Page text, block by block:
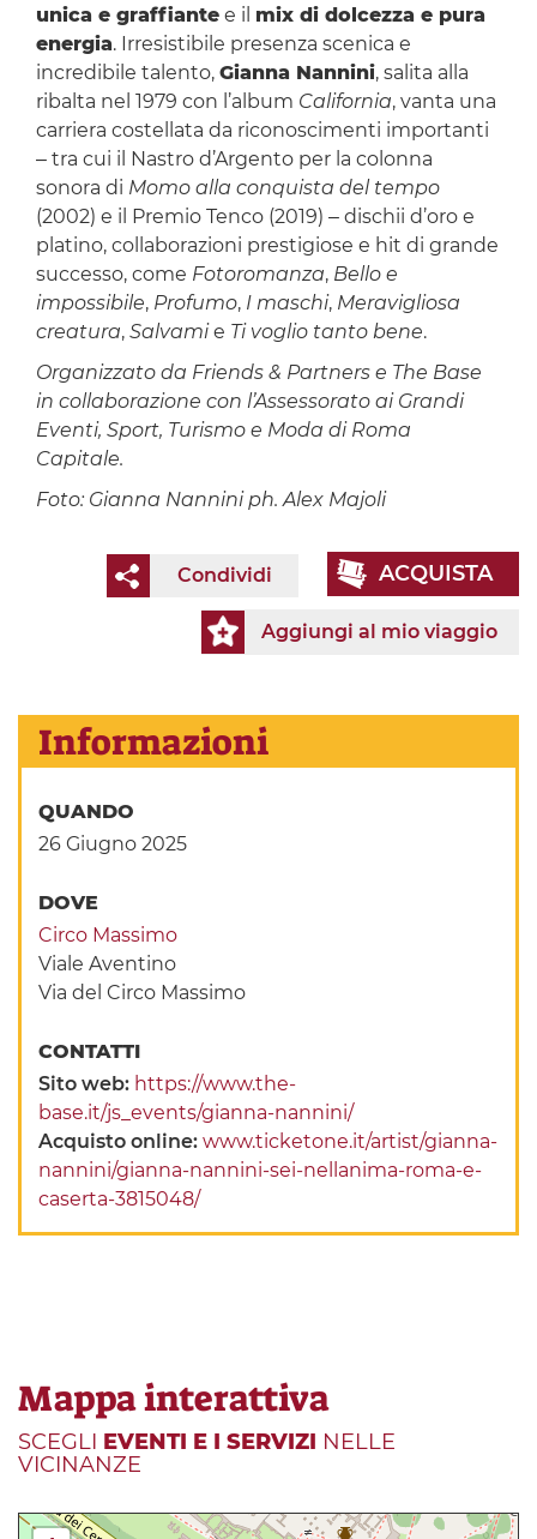
unica e graffiantee il mix di dolcezza e pura
energia. Irresistibile presenza scenica e
incredibile talento, Gianna Nannini, salita alla
ribalta nel 1979 con l’album California, vanta una
carriera costellata da riconoscimenti importanti
‒ tra cui il Nastro d’Argento per la colonna
sonora di Momo alla conquista del tempo
(2002) e il Premio Tenco (2019) ‒ dischii d’oro e
platino, collaborazioni prestigiose e hit di grande
successo, come Fotoromanza, Bello e
impossibile, Profumo, I maschi, Meravigliosa
creatura, Salvamie Ti voglio tanto bene.
Organizzato da Friends & Partners e The Base
in collaborazione con l’Assessorato ai Grandi
Eventi, Sport, Turismo e Moda di Roma
Capitale.
Foto: Gianna Nannini ph. Alex Majoli
ACQUISTA
Condividi
Aggiungi al mio viaggio
Informazioni
QUANDO
26 Giugno 2025
DOVE
Circo Massimo
Viale Aventino
Via del Circo Massimo
CONTATTI
Sito web: https://www.the-
base.it/js_events/gianna-nannini/
Acquisto online:www.ticketone.it/artist/gianna-
nannini/gianna-nannini-sei-nellanima-roma-e-
caserta-3815048/
Mappa interattiva
SCEGLI EVENTI E I SERVIZI NELLE
VICINANZE